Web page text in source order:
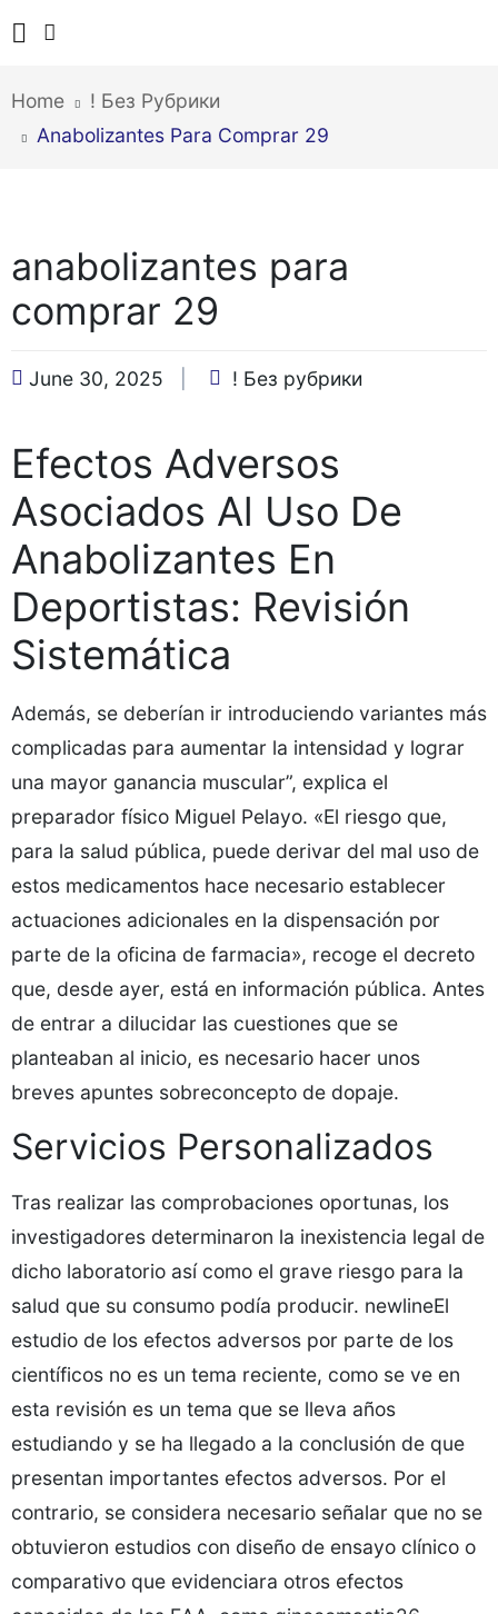
Home
! Без Рубрики
Anabolizantes Para Comprar 29
anabolizantes para
comprar 29
June 30, 2025 ! Без рубрики
Efectos Adversos
Asociados Al Uso De
Anabolizantes En
Deportistas: Revisión
Sistemática
Además, se deberían ir introduciendo variantes más
complicadas para aumentar la intensidad y lograr
una mayor ganancia muscular”, explica el
preparador físico Miguel Pelayo. «El riesgo que,
para la salud pública, puede derivar del mal uso de
estos medicamentos hace necesario establecer
actuaciones adicionales en la dispensación por
parte de la oficina de farmacia», recoge el decreto
que, desde ayer, está en información pública. Antes
de entrar a dilucidar las cuestiones que se
planteaban al inicio, es necesario hacer unos
breves apuntes sobreconcepto de dopaje.
Servicios Personalizados
Tras realizar las comprobaciones oportunas, los
investigadores determinaron la inexistencia legal de
dicho laboratorio así como el grave riesgo para la
salud que su consumo podía producir. newlineEl
estudio de los efectos adversos por parte de los
científicos no es un tema reciente, como se ve en
esta revisión es un tema que se lleva años
estudiando y se ha llegado a la conclusión de que
presentan importantes efectos adversos. Por el
contrario, se considera necesario señalar que no se
obtuvieron estudios con diseño de ensayo clínico o
comparativo que evidenciara otros efectos